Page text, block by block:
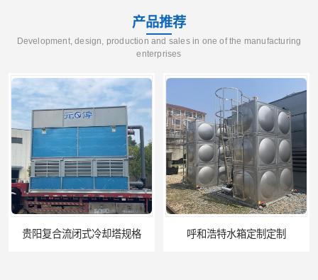
产品推荐
Development, design, production and sales in one of the manufacturing
enterprises
呼和浩特水箱定制定制 电厂冷却塔